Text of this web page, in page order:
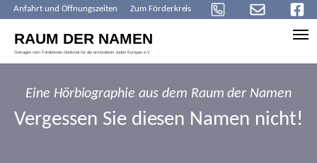
Anfahrt und Öffnungszeiten Zum Förderkreis
Eine Hörbiographie aus dem Raum der Namen
Vergessen Sie diesen Namen nicht!